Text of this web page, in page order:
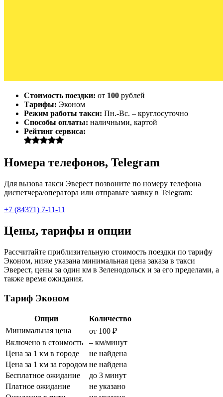
Стоимость поездки: от 100 рублей
Тарифы: Эконом
Режим работы такси: Пн.-Вс. – круглосуточно
Способы оплаты: наличными, картой
Рейтинг сервиса:
Номера телефонов, Telegram
Для вызова такси Эверест позвоните по номеру телефона
диспетчера/оператора или отправьте заявку в Telegram:
+7 (84371) 7-11-11
Цены, тарифы и опции
Рассчитайте приблизительную стоимость поездки по тарифу
Эконом, ниже указана минимальная цена заказа в такси
Эверест, цены за один км в Зеленодольск и за его пределами, а
также время ожидания.
Тариф Эконом
Опции
Количество
Минимальная цена
от 100 ₽
Включено в стоимость
– км/минут
Цена за 1 км в городе
не найдена
Цена за 1 км за городом не найдена
Бесплатное ожидание
до 3 минут
Платное ожидание
не указано